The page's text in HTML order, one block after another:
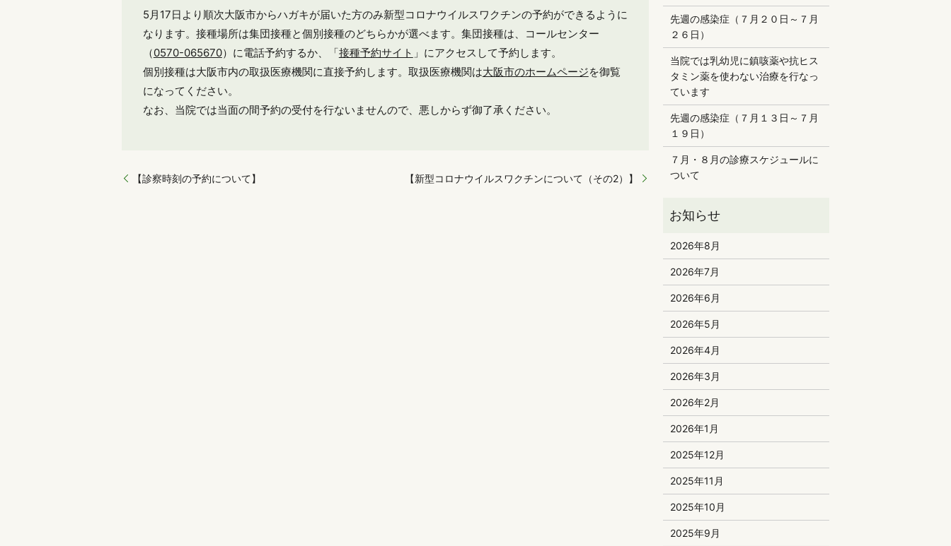
5月17日より順次大阪市からハガキが届いた方のみ新型コロナウイルスワクチンの予約ができるように
なります。接種場所は集団接種と個別接種のどちらかが選べます。集団接種は、コールセンター
（0570-065670）に電話予約するか、「接種予約サイト 」にアクセスして予約します。
個別接種は大阪市内の取扱医療機関に直接予約します。取扱医療機関は大阪市のホームページを御覧
になってください。
なお、当院では当面の間予約の受付を行ないませんので、悪しからず御了承ください。
【診察時刻の予約について】 【新型コロナウイルスワクチンについて（その2）】
先週の感染症（７月２０日～７月
２６日）
当院では乳幼児に鎮咳薬や抗ヒス
タミン薬を使わない治療を行なっ
ています
先週の感染症（７月１３日～７月
１９日）
７月・８月の診療スケジュールに
ついて
2026年8月
2026年7月
2026年6月
2026年5月
2026年4月
2026年3月
2026年2月
2026年1月
2025年12月
2025年11月
2025年10月
2025年9月